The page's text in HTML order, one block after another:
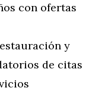
con ofertas
y
de citas